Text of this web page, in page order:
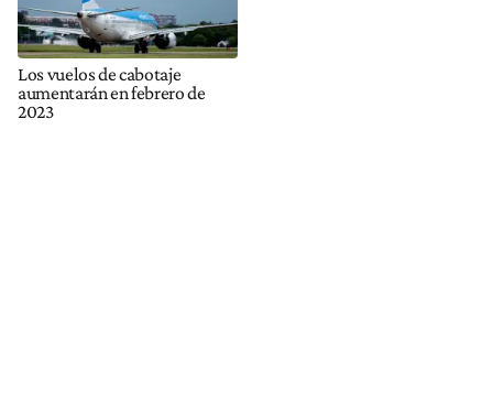
Los vuelos de cabotaje
aumentarán en febrero de
2023